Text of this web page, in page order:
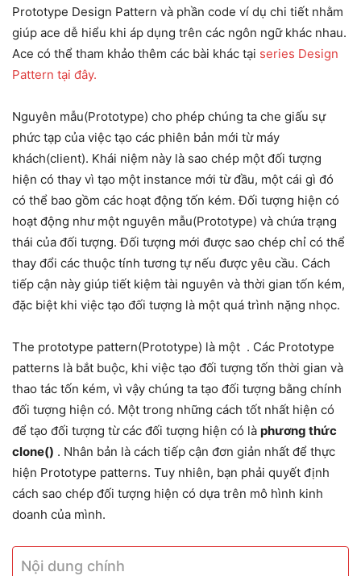
Prototype Design Pattern và phần code ví dụ chi tiết nhằm
giúp ace dễ hiểu khi áp dụng trên các ngôn ngữ khác nhau.
Ace có thể tham khảo thêm các bài khác tại series Design
Pattern tại đây.
Nguyên mẫu(Prototype) cho phép chúng ta che giấu sự
phức tạp của việc tạo các phiên bản mới từ máy
khách(client). Khái niệm này là sao chép một đối tượng
hiện có thay vì tạo một instance mới từ đầu, một cái gì đó
có thể bao gồm các hoạt động tốn kém. Đối tượng hiện có
hoạt động như một nguyên mẫu(Prototype) và chứa trạng
thái của đối tượng. Đối tượng mới được sao chép chỉ có thể
thay đổi các thuộc tính tương tự nếu được yêu cầu. Cách
tiếp cận này giúp tiết kiệm tài nguyên và thời gian tốn kém,
đặc biệt khi việc tạo đối tượng là một quá trình nặng nhọc.
The prototype pattern(Prototype) là một . Các Prototype
patterns là bắt buộc, khi việc tạo đối tượng tốn thời gian và
thao tác tốn kém, vì vậy chúng ta tạo đối tượng bằng chính
đối tượng hiện có. Một trong những cách tốt nhất hiện có
để tạo đối tượng từ các đối tượng hiện có là phương thức
clone() . Nhân bản là cách tiếp cận đơn giản nhất để thực
hiện Prototype patterns. Tuy nhiên, bạn phải quyết định
cách sao chép đối tượng hiện có dựa trên mô hình kinh
doanh của mình.
Nội dung chính